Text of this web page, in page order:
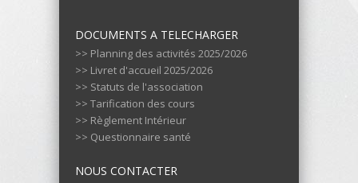
DOCUMENTS A TELECHARGER
>> Planning des activités 2025/2026
>> Livret d'accueil 2025/2026
>> Statuts de l'association
>> Tarification des cours
>> Règlement Intérieur
>> Questionnaire santé
NOUS CONTACTER